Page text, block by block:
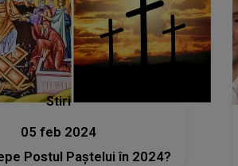
Stiri
05 feb 2024
Postul Paștelui în 2024?